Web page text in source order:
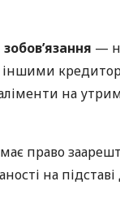
—
іншими
на
право
на